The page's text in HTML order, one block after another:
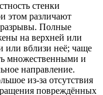
стенки
этом различают
Полные
на верхней или
или вблизи неё; чаще
множественными и
направление.
из-за отсутствия
повреждённых